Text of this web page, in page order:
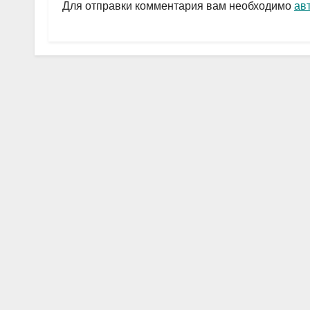
p
ть
Для отправки комментария вам необходимо